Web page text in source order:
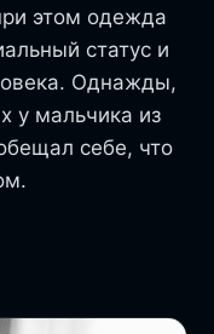
этом одежда
статус и
Однажды,
у мальчика из
себе, что